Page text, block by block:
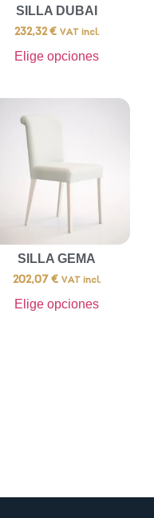
SILLA DUBAI
232,32€ VAT incl.
Elige opciones
SILLA GEMA
202,07 € VAT incl.
Elige opciones